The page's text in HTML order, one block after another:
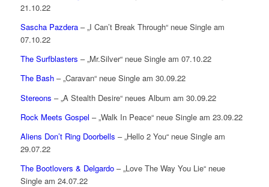
21.10.22
Sascha Pazdera– „I Can’t Break Through“ neue Single am
07.10.22
The Surfblasters – „Mr.Silver“ neue Single am 07.10.22
The Bash– „Caravan“ neue Single am 30.09.22
Stereons – „A Stealth Desire“ neues Album am 30.09.22
Rock Meets Gospel – „Walk In Peace“ neue Single am 23.09.22
Aliens Don’t Ring Doorbells – „Hello 2 You“ neue Single am
29.07.22
The Bootlovers & Delgardo– „Love The Way You Lie“ neue
Single am 24.07.22